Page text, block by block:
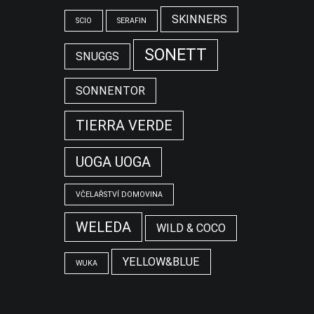
SCIO SERAFIN SKINNERS
SNUGGS SONETT
SONNENTOR
TIERRA VERDE
UOGA UOGA
VČELAŘSTVÍ DOMOVINA
WELEDA WILD & COCO
WUKA YELLOW&BLUE